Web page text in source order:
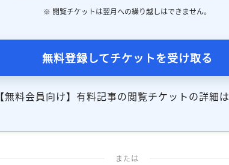
※ 閲覧チケットは翌月への繰り越しはできません。
無料登録してチケットを受け取る
【無料会員向け】有料記事の閲覧チケットの詳細は
または